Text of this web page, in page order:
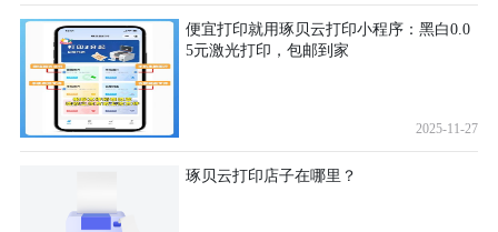
便宜打印就用琢贝云打印小程序：黑白0.0
5元激光打印，包邮到家
2025-11-27
琢贝云打印店子在哪里？